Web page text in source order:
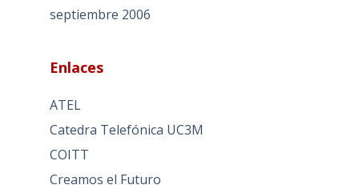
septiembre 2006
Enlaces
ATEL
Catedra Telefónica UC3M
COITT
Creamos el Futuro